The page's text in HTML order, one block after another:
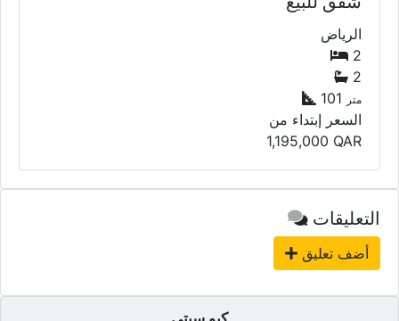
التعليقات
أضف تعليق
جميع المعلومات و الصور المنشورة على هذا الموقع تم
الحصول عليها من قبل المعلن. و إحتمالية وجود أخطاء في
المعلومات أو الصور المزودة من قبل المعلن أو خلال
إدخال المعلومة إلى الموقع واردة. ولذلك شركة (كيو سيل